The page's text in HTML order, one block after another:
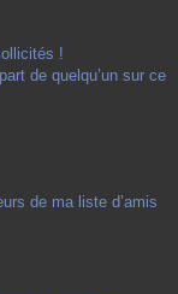
!
de quelqu’un sur ce
de ma liste d’amis